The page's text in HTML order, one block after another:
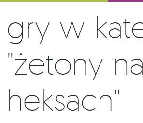
Gry w kategorii
"żetony na
heksach"